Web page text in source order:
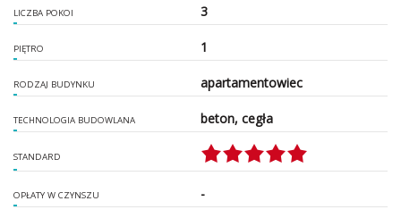
LICZBA POKOI 3
PIĘTRO 1
RODZAJ BUDYNKU apartamentowiec
TECHNOLOGIA BUDOWLANA beton, cegła
STANDARD
OPŁATY W CZYNSZU -